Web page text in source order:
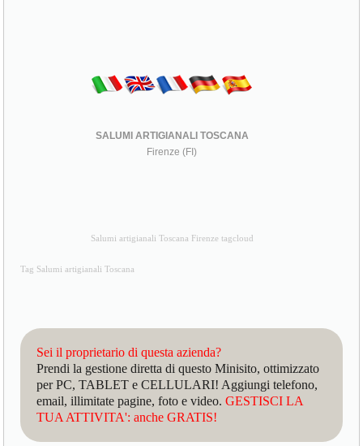
SALUMI ARTIGIANALI TOSCANA
Firenze (FI)
Salumi artigianali Toscana Firenze tagcloud
Tag Salumi artigianali Toscana
Sei il proprietario di questa azienda?
Prendi la gestione diretta di questo Minisito, ottimizzato
per PC, TABLET e CELLULARI! Aggiungi telefono,
email, illimitate pagine, foto e video.GESTISCI LA
TUA ATTIVITA': anche GRATIS!